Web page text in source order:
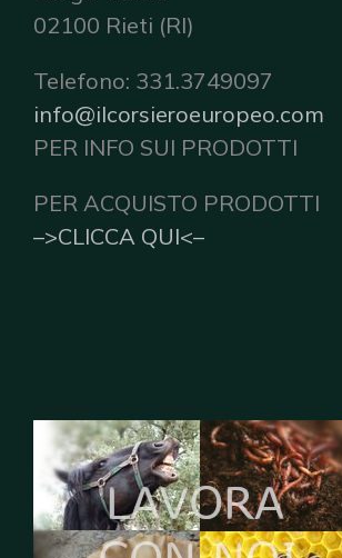
02100 Rieti (RI)
Telefono: 331.3749097
info@ilcorsieroeuropeo.com
PER INFO SUI PRODOTTI
PER ACQUISTO PRODOTTI
–>CLICCA QUI<–